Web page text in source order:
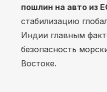
пошлин на авто из
стабилизацию
Индии главным
безопасность
Востоке.